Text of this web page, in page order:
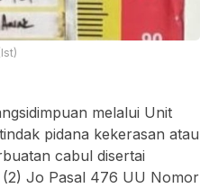
melalui Unit
pidana kekerasan atau
cabul disertai
(2) Jo Pasal 476 UU Nomor